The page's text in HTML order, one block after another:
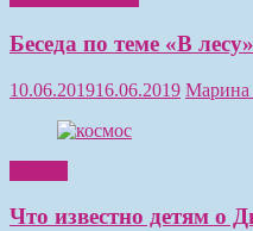
Беседа по теме «В лесу»
10.06.201916.06.2019 Марина
Что известно детям о